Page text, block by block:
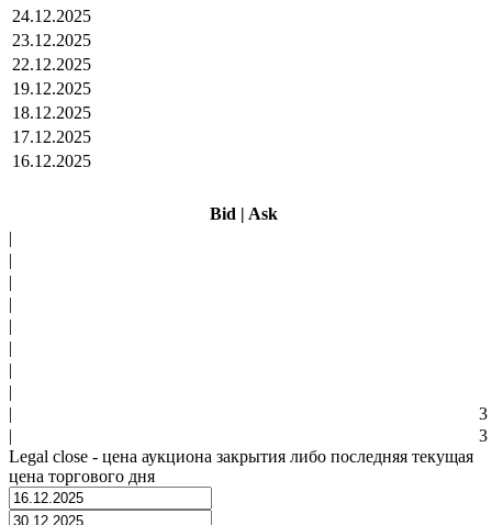
24.12.2025
23.12.2025
22.12.2025
19.12.2025
18.12.2025
17.12.2025
16.12.2025
Bid | Ask
|
|
|
|
|
|
|
|
|
3
|
3
Legal close - цена аукциона закрытия либо последняя текущая
цена торгового дня